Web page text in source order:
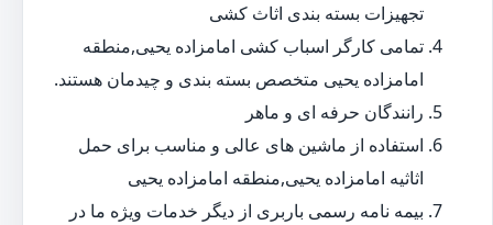
تجهیزات بسته بندی اثاث کشی
تمامی کارگر اسباب کشی امامزاده یحیی,منطقه
امامزاده یحیی متخصص بسته بندی و چیدمان هستند.
رانندگان حرفه ای و ماهر
استفاده از ماشین های عالی و مناسب برای حمل
اثاثیه امامزاده یحیی,منطقه امامزاده یحیی
بیمه نامه رسمی باربری از دیگر خدمات ویژه ما در